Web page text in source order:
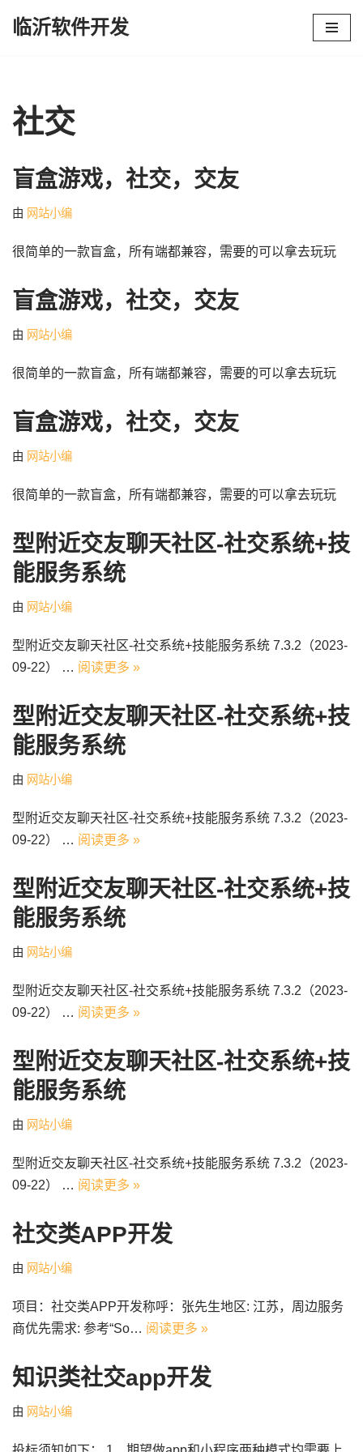
文
临沂软件开发
社交
盲盒游戏，社交，交友
由 网站小编
很简单的一款盲盒，所有端都兼容，需要的可以拿去玩玩
盲盒游戏，社交，交友
由 网站小编
很简单的一款盲盒，所有端都兼容，需要的可以拿去玩玩
盲盒游戏，社交，交友
由 网站小编
很简单的一款盲盒，所有端都兼容，需要的可以拿去玩玩
型附近交友聊天社区-社交系统+技
能服务系统
由 网站小编
型附近交友聊天社区-社交系统+技能服务系统 7.3.2（2023-
09-22） … 阅读更多 »
型附近交友聊天社区-社交系统+技
能服务系统
由 网站小编
型附近交友聊天社区-社交系统+技能服务系统 7.3.2（2023-
09-22） … 阅读更多 »
型附近交友聊天社区-社交系统+技
能服务系统
由 网站小编
型附近交友聊天社区-社交系统+技能服务系统 7.3.2（2023-
09-22） … 阅读更多 »
型附近交友聊天社区-社交系统+技
能服务系统
由 网站小编
型附近交友聊天社区-社交系统+技能服务系统 7.3.2（2023-
09-22） … 阅读更多 »
社交类APP开发
由 网站小编
项目：社交类APP开发称呼：张先生地区: 江苏，周边服务
商优先需求: 参考“So… 阅读更多 »
知识类社交app开发
由 网站小编